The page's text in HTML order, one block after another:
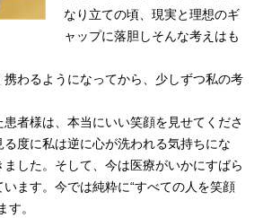
なり立ての頃、現実と理想のギ
ャップに落胆しそんな考えはも
わるようになってから、少しずつ私の考
者様は、本当にいい笑顔を見せてくださ
る度に私は逆に心が洗われる気持ちにな
ました。そして、今は医療がいかにすばら
います。今では純粋に“すべての人を笑顔
す。